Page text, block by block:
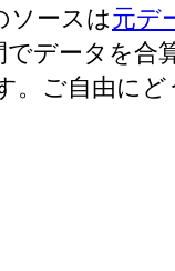
ソースは元デ
データを合
。ご自由にど